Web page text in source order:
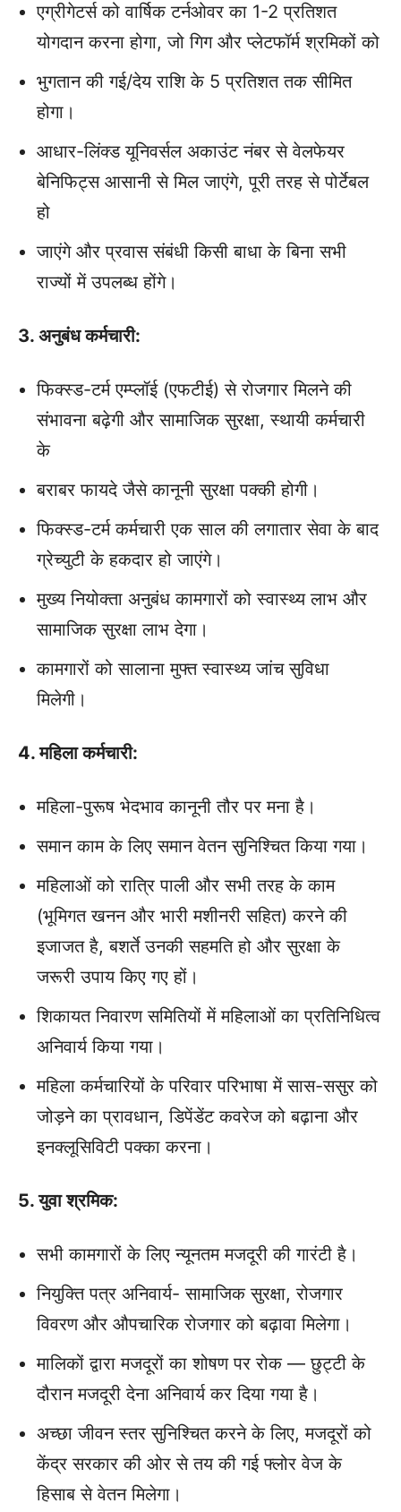
एग्रीगेटर्स को वार्षिक टर्नओवर का 1-2 प्रतिशत
योगदान करना होगा, जो गिग और प्लेटफॉर्म श्रमिकों को
भुगतान की गई/देय राशि के 5 प्रतिशत तक सीमित
होगा।
आधार-लिंक्ड यूनिवर्सल अकाउंट नंबर से वेलफेयर
बेनिफिट्स आसानी से मिल जाएंगे, पूरी तरह से पोर्टेबल
हो
जाएंगे और प्रवास संबंधी किसी बाधा के बिना सभी
राज्यों में उपलब्ध होंगे।
3. अनुबंध कर्मचारी:
फिक्स्ड-टर्म एम्प्लॉई (एफटीई) से रोजगार मिलने की
संभावना बढ़ेगी और सामाजिक सुरक्षा, स्थायी कर्मचारी
के
बराबर फायदे जैसे कानूनी सुरक्षा पक्की होगी।
फिक्स्ड-टर्म कर्मचारी एक साल की लगातार सेवा के बाद
ग्रेच्युटी के हकदार हो जाएंगे।
मुख्य नियोक्ता अनुबंध कामगारों को स्वास्थ्य लाभ और
सामाजिक सुरक्षा लाभ देगा।
कामगारों को सालाना मुफ्त स्वास्थ्य जांच सुविधा
मिलेगी।
4. महिला कर्मचारी:
महिला-पुरूष भेदभाव कानूनी तौर पर मना है।
समान काम के लिए समान वेतन सुनिश्चित किया गया।
महिलाओं को रात्रि पाली और सभी तरह के काम
(भूमिगत खनन और भारी मशीनरी सहित) करने की
इजाजत है, बशर्ते उनकी सहमति हो और सुरक्षा के
जरूरी उपाय किए गए हों।
शिकायत निवारण समितियों में महिलाओं का प्रतिनिधित्व
अनिवार्य किया गया।
महिला कर्मचारियों के परिवार परिभाषा में सास-ससुर को
जोड़ने का प्रावधान, डिपेंडेंट कवरेज को बढ़ाना और
इनक्लूसिविटी पक्का करना।
5. युवा श्रमिक:
सभी कामगारों के लिए न्यूनतम मजदूरी की गारंटी है।
नियुक्ति पत्र अनिवार्य- सामाजिक सुरक्षा, रोजगार
विवरण और औपचारिक रोजगार को बढ़ावा मिलेगा।
मालिकों द्वारा मजदूरों का शोषण पर रोक — छुट्टी के
दौरान मजदूरी देना अनिवार्य कर दिया गया है।
अच्छा जीवन स्तर सुनिश्चित करने के लिए, मजदूरों को
केंद्र सरकार की ओर से तय की गई फ्लोर वेज के
हिसाब से वेतन मिलेगा।